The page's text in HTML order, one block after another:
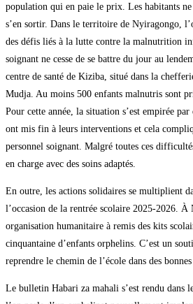
population qui en paie le prix. Les habitants
s’en sortir. Dans le territoire de Nyiragongo,
des défis liés à la lutte contre la malnutrition
soignant ne cesse de se battre du jour au
centre de santé de Kiziba, situé dans la
Mudja. Au moins 500 enfants malnutris sont
Pour cette année, la situation s’est empirée
ont mis fin à leurs interventions et cela
personnel soignant. Malgré toutes ces
en charge avec des soins adaptés.
En outre, les actions solidaires se multiplient
l’occasion de la rentrée scolaire 2025-2026. À
organisation humanitaire à remis des kits
cinquantaine d’enfants orphelins. C’est un
reprendre le chemin de l’école dans des
Le bulletin Habari za mahali s’est rendu dans